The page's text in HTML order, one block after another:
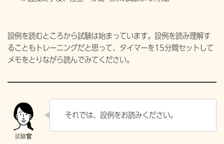
設例を読むところから試験は始まっています。設例を読み理解す
ることもトレーニングだと思って、タイマーを15分間セットして
メモをとりながら読んでみてください。
それでは、設例をお読みください。